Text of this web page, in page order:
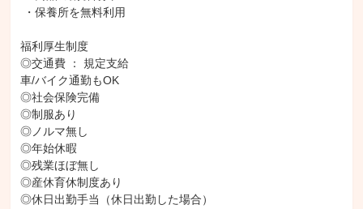
福利厚生制度
◎交通費 ： 規定支給
車/バイク通勤もOK
◎社会保険完備
◎制服あり
◎ノルマ無し
◎年始休暇
◎残業ほぼ無し
◎産休育休制度あり
◎休日出勤手当（休日出勤した場合）